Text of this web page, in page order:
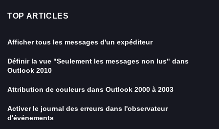
TOP ARTICLES
Afficher tous les messages d'un expéditeur
Définir la vue "Seulement les messages non lus" dans
Outlook 2010
Attribution de couleurs dans Outlook 2000 à 2003
Activer le journal des erreurs dans l'observateur
d'événements